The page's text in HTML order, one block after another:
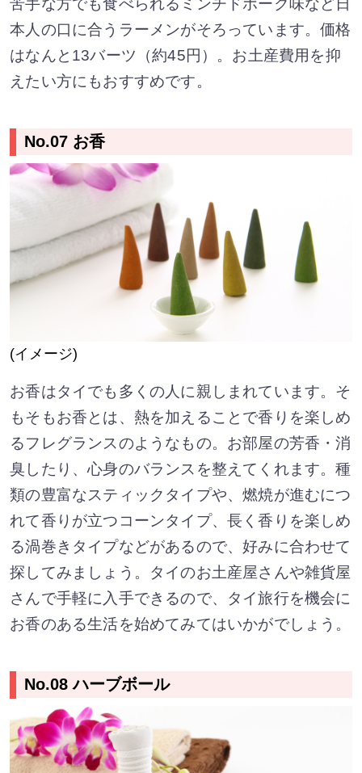
苦手な方でも食べられるミンチドポーク味など日
本人の口に合うラーメンがそろっています。価格
はなんと13バーツ（約45円）。お土産費用を抑
えたい方にもおすすめです。
No.07 お香
(イメージ)
お香はタイでも多くの人に親しまれています。そ
もそもお香とは、熱を加えることで香りを楽しめ
るフレグランスのようなもの。お部屋の芳香・消
臭したり、心身のバランスを整えてくれます。種
類の豊富なスティックタイプや、燃焼が進むにつ
れて香りが立つコーンタイプ、長く香りを楽しめ
る渦巻きタイプなどがあるので、好みに合わせて
探してみましょう。タイのお土産屋さんや雑貨屋
さんで手軽に入手できるので、タイ旅行を機会に
お香のある生活を始めてみてはいかがでしょう。
No.08 ハーブボール